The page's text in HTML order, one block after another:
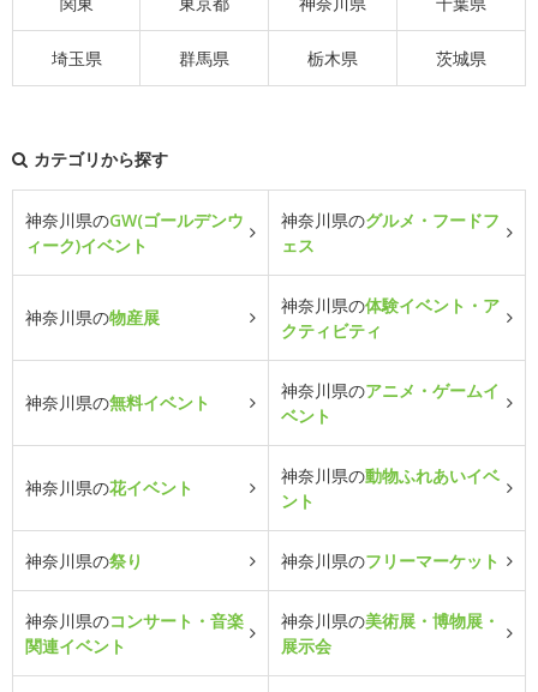
埼玉県 群馬県 栃木県 茨城県
カテゴリから探す
神奈川県のGW(ゴールデンウ
ィーク)イベント
神奈川県のグルメ・フードフ
ェス
神奈川県の物産展
神奈川県の体験イベント・ア
クティビティ
神奈川県の無料イベント
神奈川県のアニメ・ゲームイ
ベント
神奈川県の花イベント
神奈川県の動物ふれあいイベ
ント
神奈川県の祭り 神奈川県のフリーマーケット
神奈川県のコンサート・音楽
関連イベント
神奈川県の美術展・博物展・
展示会